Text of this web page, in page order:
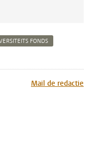
FONDS
Mail de redactie